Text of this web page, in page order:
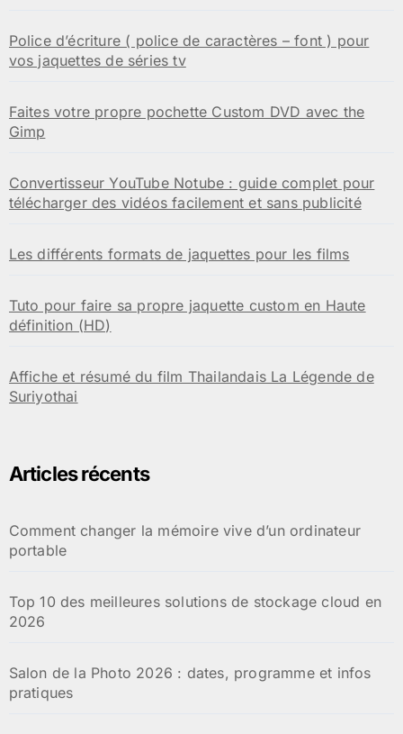
Police d’écriture ( police de caractères – font ) pour
vos jaquettes de séries tv
Faites votre propre pochette Custom DVD avec the
Gimp
Convertisseur YouTube Notube : guide complet pour
télécharger des vidéos facilement et sans publicité
Les différents formats de jaquettes pour les films
Tuto pour faire sa propre jaquette custom en Haute
définition (HD)
Affiche et résumé du film Thailandais La Légende de
Suriyothai
Articles récents
Comment changer la mémoire vive d’un ordinateur
portable
Top 10 des meilleures solutions de stockage cloud en
2026
Salon de la Photo 2026 : dates, programme et infos
pratiques